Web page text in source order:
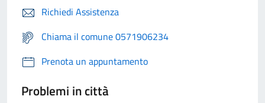
Richiedi Assistenza
Chiama il comune 0571906234
Prenota un appuntamento
Problemi in città